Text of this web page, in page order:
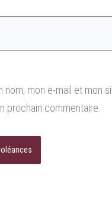
nom, mon e-mail et mon
prochain commentaire.